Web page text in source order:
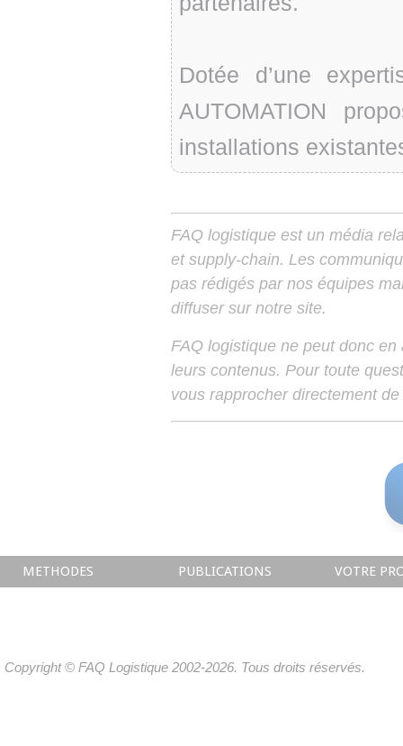
Dotée d’une
AUTOMATION
installations
FAQ logistique est un média
et supply-chain. Les
pas rédigés par nos équipes
diffuser sur notre site.
FAQ logistique ne peut donc
leurs contenus. Pour toute
vous rapprocher directement
METHODES PUBLICATIONS VOTRE
Copyright © FAQ Logistique 2002-2026. Tous droits réservés.